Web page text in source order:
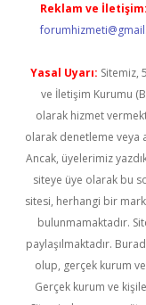
Reklam ve İletişim:
Yasal Uyarı: Sitemiz,
ve İletişim Kurumu
olarak hizmet
olarak denetleme veya
Ancak, üyelerimiz
siteye üye olarak bu
sitesi, herhangi bir
bulunmamaktadır.
paylaşılmaktadır.
olup, gerçek kurum
Gerçek kurum ve